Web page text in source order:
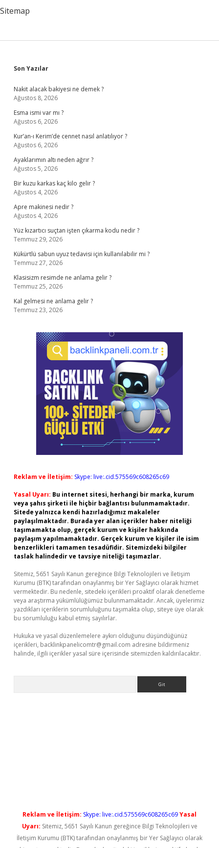
Sitemap
Sidebar
Son Yazılar
Nakit alacak bakiyesi ne demek ?
Ağustos 8, 2026
Esma ismi var mı ?
Ağustos 6, 2026
Kur’an-ı Kerim’de cennet nasıl anlatılıyor ?
Ağustos 6, 2026
Ayaklarımın altı neden ağrır ?
Ağustos 5, 2026
Bir kuzu karkas kaç kilo gelir ?
Ağustos 4, 2026
Apre makinesi nedir ?
Ağustos 4, 2026
Yüz kızartıcı suçtan işten çıkarma kodu nedir ?
Temmuz 29, 2026
Kükürtlü sabun uyuz tedavisi için kullanılabilir mi ?
Temmuz 27, 2026
Klasisizm resimde ne anlama gelir ?
Temmuz 25, 2026
Kal gelmesi ne anlama gelir ?
Temmuz 23, 2026
Reklam ve İletişim: Skype: live:.cid.575569c608265c69
Yasal Uyarı: Bu internet sitesi, herhangi bir marka, kurum
veya şahıs şirketi ile hiçbir bağlantısı bulunmamaktadır.
Sitede yalnızca kendi hazırladığımız makaleler
paylaşılmaktadır. Burada yer alan içerikler haber niteliği
taşımamakta olup, gerçek kurum ve kişiler hakkında
paylaşım yapılmamaktadır. Gerçek kurum ve kişiler ile isim
benzerlikleri tamamen tesadüfidir. Sitemizdeki bilgiler
taslak halindedir ve tavsiye niteliği taşımazlar.
Sitemiz, 5651 Sayılı Kanun gereğince Bilgi Teknolojileri ve İletişim
Kurumu (BTK) tarafından onaylanmış bir Yer Sağlayıcı olarak hizmet
vermektedir. Bu nedenle, sitedeki içerikleri proaktif olarak denetleme
veya araştırma yükümlülüğümüz bulunmamaktadır. Ancak, üyelerimiz
yazdıkları içeriklerin sorumluluğunu taşımakta olup, siteye üye olarak
bu sorumluluğu kabul etmiş sayılırlar.
Hukuka ve yasal düzenlemelere aykırı olduğunu düşündüğünüz
içerikleri, backlinkpanelicomtr@gmail.com adresine bildirmeniz
halinde, ilgili içerikler yasal süre içerisinde sitemizden kaldırılacaktır.
Reklam ve İletişim: Skype: live:.cid.575569c608265c69Yasal
Uyarı: Sitemiz, 5651 Sayılı Kanun gereğince Bilgi Teknolojileri ve
İletişim Kurumu (BTK) tarafından onaylanmış bir Yer Sağlayıcı olarak